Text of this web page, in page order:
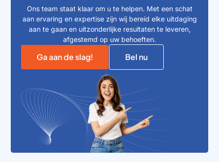
Ons team staat klaar om u te helpen. Met een schat
aan ervaring en expertise zijn wij bereid elke uitdaging
aan te gaan en uitzonderlijke resultaten te leveren,
afgestemd op uw behoeften.
Ga aan de slag! Bel nu